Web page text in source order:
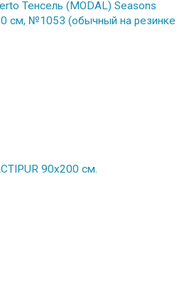
Тенсель (MODAL) Seasons
см, №1053 (обычный на резинке
90х200 см.